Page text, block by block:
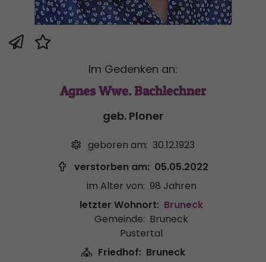
Im Gedenken an:
Agnes Wwe. Bachlechner
geb. Ploner
geboren am: 30.12.1923
verstorben am: 05.05.2022
im Alter von: 98 Jahren
letzter Wohnort: Bruneck
Gemeinde: Bruneck
Pustertal
Friedhof: Bruneck